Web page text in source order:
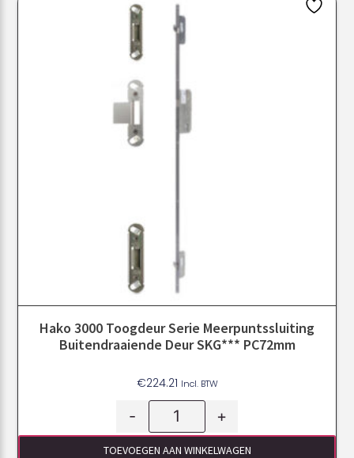
Hako 3000 Toogdeur Serie Meerpuntssluiting
Buitendraaiende Deur SKG*** PC72mm
€224.21 Incl. BTW
- +
TOEVOEGEN AAN WINKELWAGEN